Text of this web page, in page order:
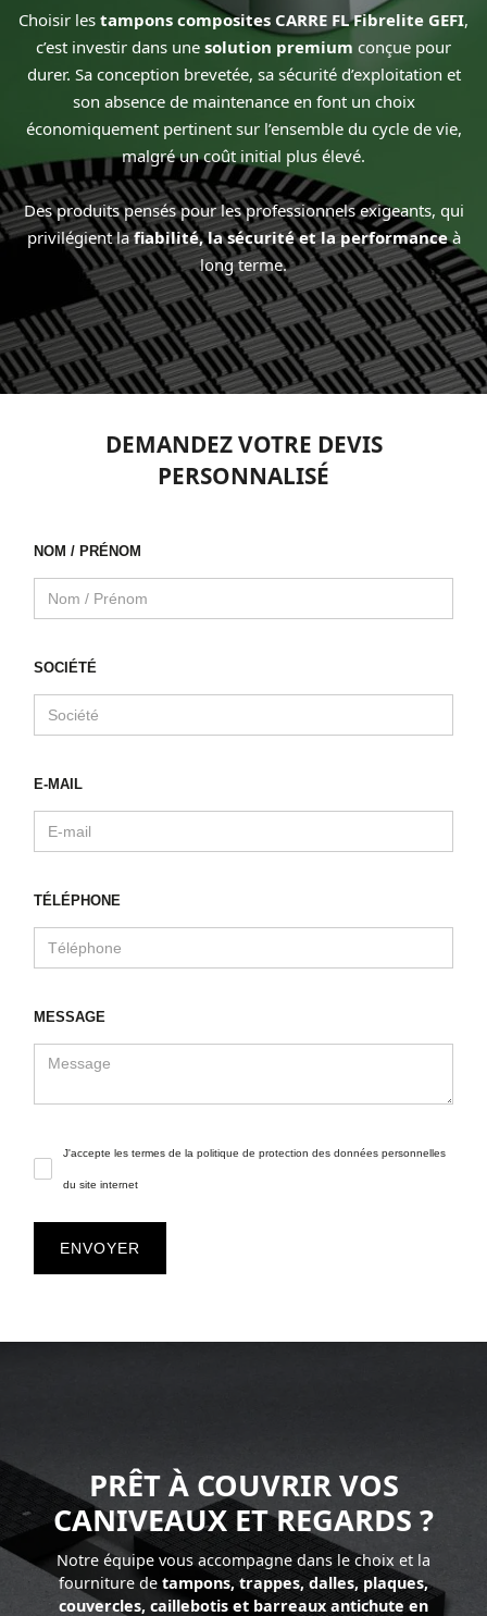
Choisir les tampons composites CARRE FL Fibrelite GEFI,
c’est investir dans une solution premium conçue pour
durer. Sa conception brevetée, sa sécurité d’exploitation et
son absence de maintenance en font un choix
économiquement pertinent sur l’ensemble du cycle de vie,
malgré un coût initial plus élevé.
Des produits pensés pour les professionnels exigeants, qui
privilégient lafiabilité, la sécurité et la performanceà
long terme.
DEMANDEZ VOTRE DEVIS
PERSONNALISÉ
NOM / PRÉNOM
SOCIÉTÉ
E-MAIL
TÉLÉPHONE
MESSAGE
J'accepte les termes de lapolitique de protection des données personnelles
du site internet
PRÊT À COUVRIR VOS
CANIVEAUX ET REGARDS ?
Notre équipe vous accompagne dans le choix et la
fourniture de tampons, trappes, dalles, plaques,
couvercles, caillebotis et barreaux antichute en